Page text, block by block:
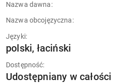
Nazwa dawna:
Nazwa obcojęzyczna:
Języki:
polski, łaciński
Dostępność:
Udostępniany w całości